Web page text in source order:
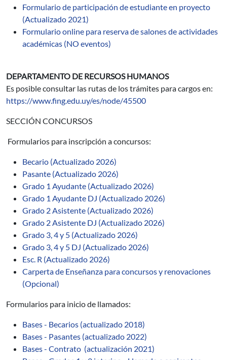
Formulario de participación de estudiante en proyecto
(Actualizado 2021)
Formulario online para reserva de salones de actividades
académicas (NO eventos)
DEPARTAMENTO DE RECURSOS HUMANOS
Es posible consultar las rutas de los trámites para cargos en:
https://www.fing.edu.uy/es/node/45500
SECCIÓN CONCURSOS
Formularios para inscripción a concursos:
Becario (Actualizado 2026)
Pasante (Actualizado 2026)
Grado 1 Ayudante (Actualizado 2026)
Grado 1 Ayudante DJ (Actualizado 2026)
Grado 2 Asistente (Actualizado 2026)
Grado 2 Asistente DJ (Actualizado 2026)
Grado 3, 4 y 5 (Actualizado 2026)
Grado 3, 4 y 5 DJ (Actualizado 2026)
Esc. R (Actualizado 2026)
Carperta de Enseñanza para concursos y renovaciones
(Opcional)
Formularios para inicio de llamados:
Bases - Becarios (actualizado 2018)
Bases - Pasantes (actualizado 2022)
Bases - Contrato (actualización 2021)